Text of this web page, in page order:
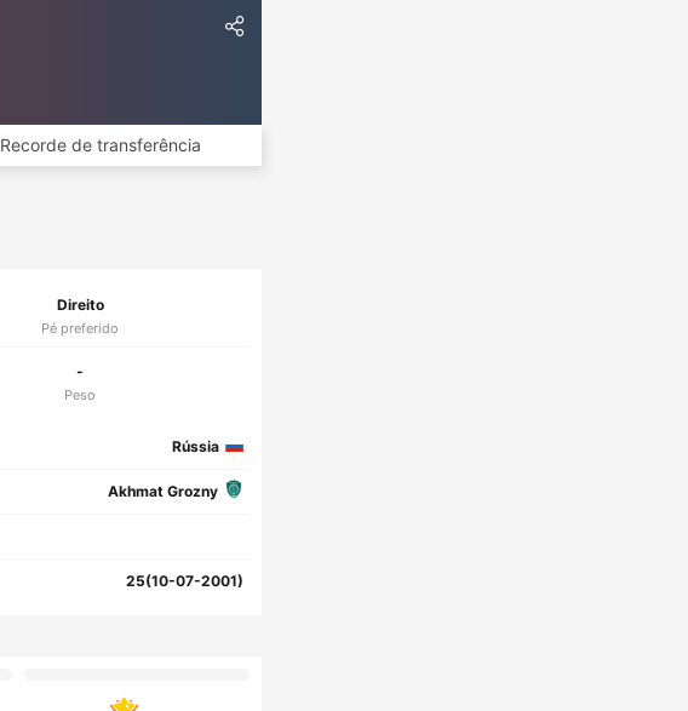
Recorde de transferência
Direito
Pé preferido
-
Peso
Rússia
Akhmat Grozny
25(10-07-2001)